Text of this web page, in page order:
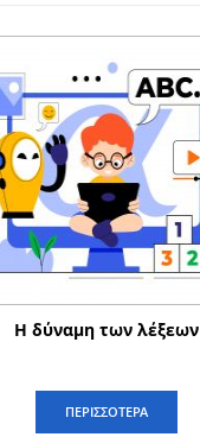
H δύναμη των λέξεων
ΠΕΡΙΣΣΟΤΕΡΑ